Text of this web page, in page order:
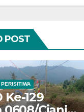
POST
PERISITIWA
Ke-129